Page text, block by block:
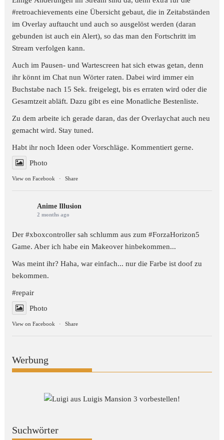
#retroachievements eine Übersicht gebaut, die in Zeitabständen
im Overlay auftaucht und auch so ausgelöst werden (daran
gebunden ist auch ein Alert), so das man den Fortschritt im
Stream verfolgen kann.
Auch im Pausen- und Wartescreen hat sich etwas getan, denn
ihr könnt im Chat nun Wörter raten. Dabei wird immer ein
Buchstabe nach 15 Sek. freigelegt, bis es erraten wird oder die
Gesamtzeit abläft. Dazu gibt es eine Monatliche Bestenliste.
Zu dem arbeite ich gerade daran, das der Overlaychat auch neu
gemacht wird. Stay tuned.
Habt ihr noch Ideen oder Vorschläge. Kommentiert gerne.
Photo
View on Facebook · Share
Anime Illusion
2 months ago
Der #xboxcontroller sah schlumm aus zum#ForzaHorizon5
Game. Aber ich habe ein Makeover hinbekommen...
Was meint ihr? Haha, war einfach... nur die Farbe ist doof zu
bekommen.
#repair
Photo
View on Facebook · Share
Werbung
Suchwörter